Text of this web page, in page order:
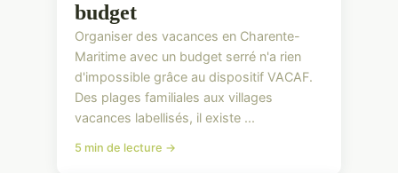
budget
Organiser des vacances en Charente-
Maritime avec un budget serré n'a rien
d'impossible grâce au dispositif VACAF.
Des plages familiales aux villages
vacances labellisés, il existe ...
5 min de lecture →